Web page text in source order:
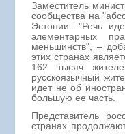
Заместитель
сообщества на
Эстонии. "Речь
элементарных
меньшинств", –
этих странах
162 тысяч
русскоязычный
идет не об
большую ее часть.
Представитель
странах